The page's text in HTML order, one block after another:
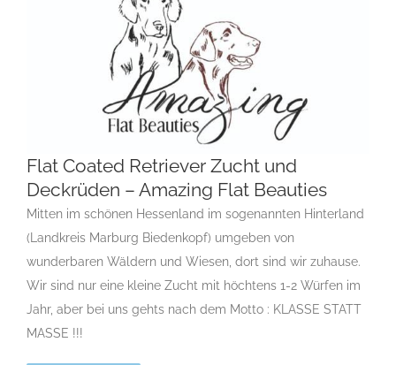
Flat Coated Retriever Zucht und Deckrüden –
Amazing Flat Beauties
Gruppe 8 Gruppe 8-Sektion 1 Gruppe 8-Sektion 1 Züchter
Flatcoated Retriever
Gruppe 8-Sektion 1-Flatcoated
Flat Coated Retriever Zucht und
Deckrüden – Amazing Flat Beauties
Mitten im schönen Hessenland im sogenannten Hinterland
(Landkreis Marburg Biedenkopf) umgeben von
wunderbaren Wäldern und Wiesen, dort sind wir zuhause.
Wir sind nur eine kleine Zucht mit höchtens 1-2 Würfen im
Jahr, aber bei uns gehts nach dem Motto : KLASSE STATT
MASSE !!!